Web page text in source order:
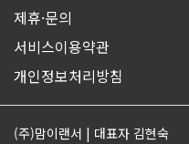
제휴·문의
서비스이용약관
개인정보처리방침
(주)맘이랜서 | 대표자 김현숙